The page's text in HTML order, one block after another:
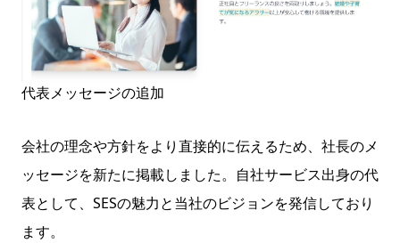
代表メッセージの追加
会社の理念や方針をより直接的に伝えるため、社長のメ
ッセージを新たに掲載しました。自社サービス出身の代
表として、SESの魅力と当社のビジョンを発信しており
ます。